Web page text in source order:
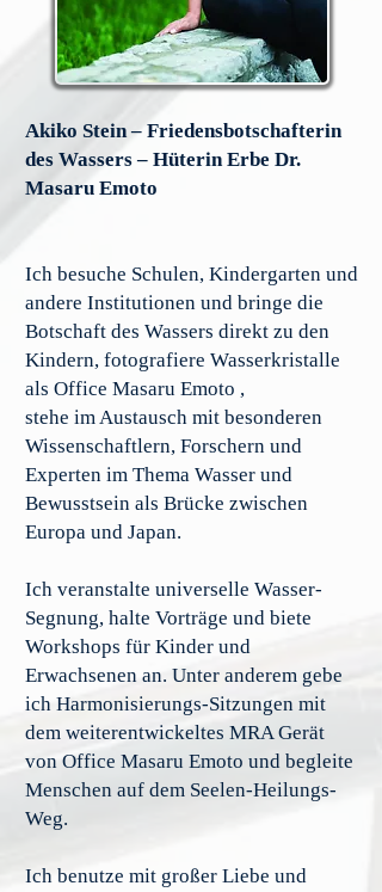
Akiko Stein – Friedensbotschafterin
des Wassers – Hüterin Erbe Dr.
Masaru Emoto
Ich besuche Schulen, Kindergarten und
andere Institutionen und bringe die
Botschaft des Wassers direkt zu den
Kindern, fotografiere Wasserkristalle
als Office Masaru Emoto ,
stehe im Austausch mit besonderen
Wissenschaftlern, Forschern und
Experten im Thema Wasser und
Bewusstsein als Brücke zwischen
Europa und Japan.
Ich veranstalte universelle Wasser-
Segnung, halte Vorträge und biete
Workshops für Kinder und
Erwachsenen an. Unter anderem gebe
ich Harmonisierungs-Sitzungen mit
dem weiterentwickeltes MRA Gerät
von Office Masaru Emoto und begleite
Menschen auf dem Seelen-Heilungs-
Weg.
Ich benutze mit großer Liebe und